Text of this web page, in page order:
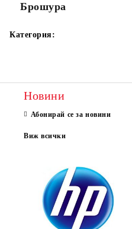
Брошура
Категория:
Новини
Абонирай се за новини
Виж всички